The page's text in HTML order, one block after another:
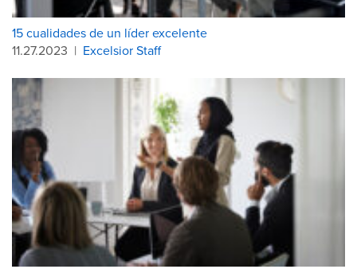
15 cualidades de un líder excelente
11.27.2023 | Excelsior Staff